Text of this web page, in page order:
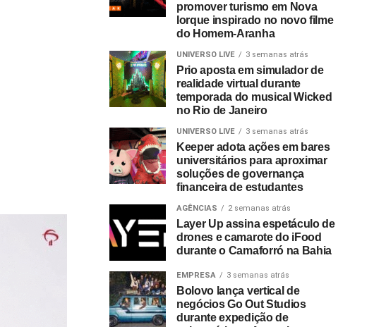
promover turismo em Nova
Iorque inspirado no novo filme
do Homem-Aranha
UNIVERSO LIVE 3 semanas atrás
Prio aposta em simulador de
realidade virtual durante
temporada do musical Wicked
no Rio de Janeiro
UNIVERSO LIVE 3 semanas atrás
Keeper adota ações em bares
universitários para aproximar
soluções de governança
financeira de estudantes
AGÊNCIAS 2 semanas atrás
Layer Up assina espetáculo de
drones e camarote do iFood
durante o Camaforró na Bahia
EMPRESA 3 semanas atrás
Bolovo lança vertical de
negócios Go Out Studios
durante expedição de